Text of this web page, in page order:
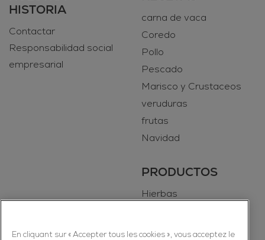
HISTORIA
Contactar
Responsabilidad social
empresarial
carna de vaca
Coredo
Pollo
Pescado
Marisco y Crustaceos
veruduras
frutas
Navidad
PRODUCTOS
Hierbas
En cliquant sur « Accepter tous les cookies », vous acceptez le